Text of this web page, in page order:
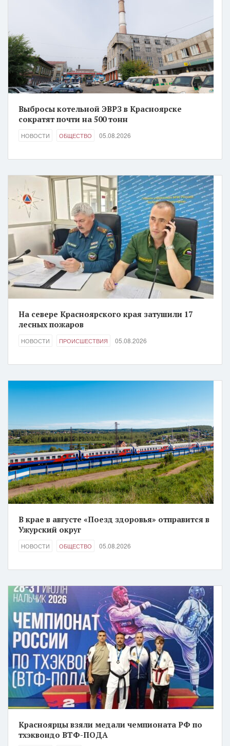
Выбросы котельной ЭВРЗ в Красноярске
сократят почти на 500 тонн
НОВОСТИ ОБЩЕСТВО 05.08.2026
На севере Красноярского края затушили 17
лесных пожаров
НОВОСТИ ПРОИСШЕСТВИЯ 05.08.2026
В крае в августе «Поезд здоровья» отправится в
Ужурский округ
НОВОСТИ ОБЩЕСТВО 05.08.2026
Красноярцы взяли медали чемпионата РФ по
тхэквондо ВТФ-ПОДА